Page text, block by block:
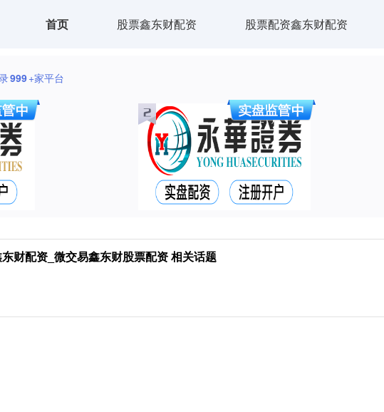
首页 股票鑫东财配资 股票配资鑫东财配资
999+家平台
财配资_微交易鑫东财股票配资 相关话题